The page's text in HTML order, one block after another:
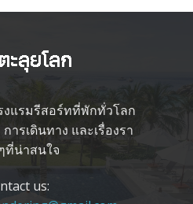
งแรมรีสอร์ทที่พักทั่วโลก
ารเดินทาง และเรื่องรา
ที่น่าสนใจ
us: